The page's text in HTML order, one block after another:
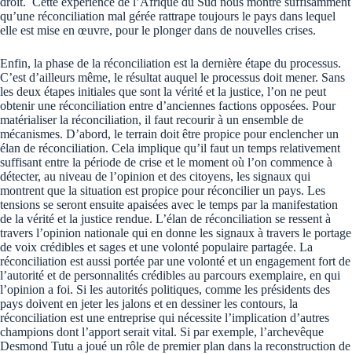
qu’une réconciliation mal gérée rattrape toujours le pays dans lequel
elle est mise en œuvre, pour le plonger dans de nouvelles crises.
Enfin, la phase de la réconciliation est la dernière étape du processus.
C’est d’ailleurs même, le résultat auquel le processus doit mener. Sans
les deux étapes initiales que sont la vérité et la justice, l’on ne peut
obtenir une réconciliation entre d’anciennes factions opposées. Pour
matérialiser la réconciliation, il faut recourir à un ensemble de
mécanismes. D’abord, le terrain doit être propice pour enclencher un
élan de réconciliation. Cela implique qu’il faut un temps relativement
suffisant entre la période de crise et le moment où l’on commence à
détecter, au niveau de l’opinion et des citoyens, les signaux qui
montrent que la situation est propice pour réconcilier un pays. Les
tensions se seront ensuite apaisées avec le temps par la manifestation
de la vérité et la justice rendue. L’élan de réconciliation se ressent à
travers l’opinion nationale qui en donne les signaux à travers le portage
de voix crédibles et sages et une volonté populaire partagée. La
réconciliation est aussi portée par une volonté et un engagement fort de
l’autorité et de personnalités crédibles au parcours exemplaire, en qui
l’opinion a foi. Si les autorités politiques, comme les présidents des
pays doivent en jeter les jalons et en dessiner les contours, la
réconciliation est une entreprise qui nécessite l’implication d’autres
champions dont l’apport serait vital. Si par exemple, l’archevêque
Desmond Tutu a joué un rôle de premier plan dans la reconstruction de